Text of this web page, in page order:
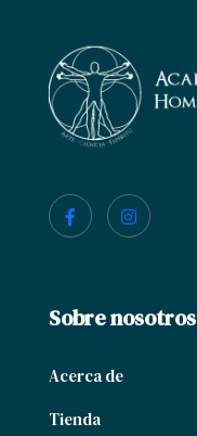
Sobre nosotros
Acerca de
Tienda